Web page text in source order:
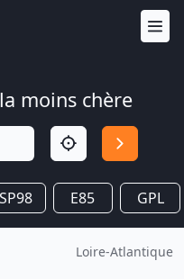
moins chère
SP98 E85 GPL
Loire-Atlantique